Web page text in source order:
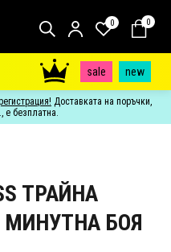
sale new
0 0
Доставката на поръчки,
е безплатна.
ТРАЙНА
МИНУТНА БОЯ